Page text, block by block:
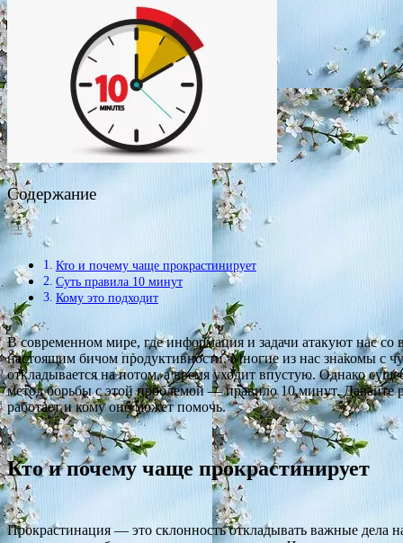
Содержание
Кто и почему чаще прокрастинирует
Суть правила 10 минут
Кому это подходит
В современном мире, где информация и задачи атакуют нас со
настоящим бичом продуктивности. Многие из нас знакомы с
откладывается на потом, а время уходит впустую. Однако
метод борьбы с этой проблемой — правило 10 минут. Давайте
работает и кому оно может помочь.
Кто и почему чаще прокрастинирует
Прокрастинация — это склонность откладывать важные дела